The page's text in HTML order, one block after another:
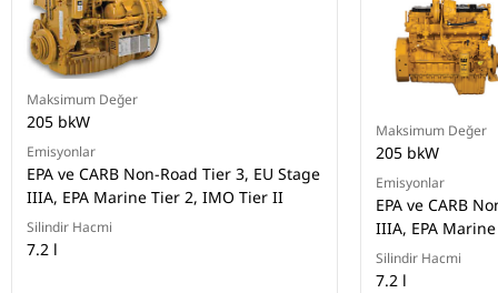
Maksimum Değer
205 bkW
Emisyonlar
EPA ve CARB Non-Road Tier 3, EU Stage
IIIA, EPA Marine Tier 2, IMO Tier II
Silindir Hacmi
7.2 l
Maksimum Değer
205 bkW
Emisyonlar
EPA ve CARB
IIIA, EPA
Silindir Hacmi
7.2 l